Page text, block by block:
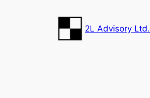
2L Advisory Ltd.